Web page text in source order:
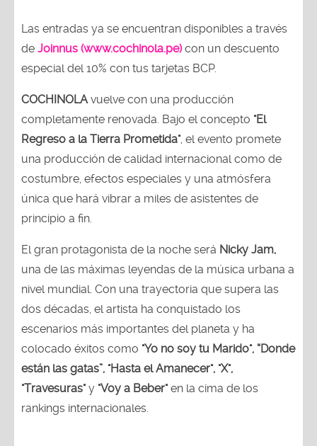
Las entradas ya se encuentran disponibles a través
de Joinnus (www.cochinola.pe)con un descuento
especial del 10% con tus tarjetas BCP.
COCHINOLAvuelve con una producción
completamente renovada. Bajo el concepto "El
Regreso a la Tierra Prometida", el evento promete
una producción de calidad internacional como de
costumbre, efectos especiales y una atmósfera
única que hará vibrar a miles de asistentes de
principio a fin.
El gran protagonista de la noche será Nicky Jam,
una de las máximas leyendas de la música urbana a
nivel mundial. Con una trayectoria que supera las
dos décadas, el artista ha conquistado los
escenarios más importantes del planeta y ha
colocado éxitos como "Yo no soy tu Marido", “Donde
están las gatas”, "Hasta el Amanecer", "X",
"Travesuras"y "Voy a Beber"en la cima de los
rankings internacionales.